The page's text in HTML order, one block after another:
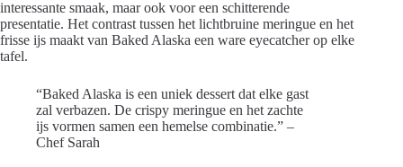
interessante smaak, maar ook voor een schitterende
presentatie. Het contrast tussen het lichtbruine meringue en het
frisse ijs maakt van Baked Alaska een ware eyecatcher op elke
tafel.
“Baked Alaska is een uniek dessert dat elke gast
zal verbazen. De crispy meringue en het zachte
ijs vormen samen een hemelse combinatie.” –
Chef Sarah